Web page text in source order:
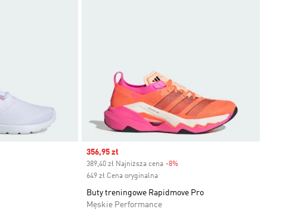
Sale price
356,95 zł
389,40 zł Najniższa cena -8%Discount
649 zł Cena oryginalna
Buty treningowe Rapidmove Pro
Męskie Performance